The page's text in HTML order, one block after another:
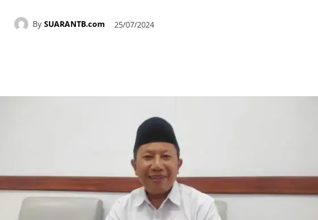
By SUARANTB.com 25/07/2024